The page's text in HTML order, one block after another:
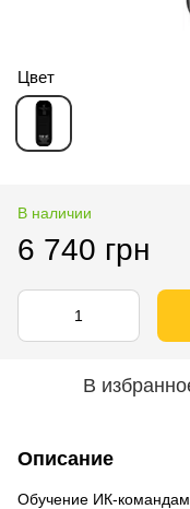
Цвет
В наличии
6 740 грн
В
Описание
Обучение ИК-командам